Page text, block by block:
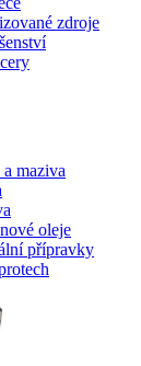
zdroje
maziva
oleje
přípravky